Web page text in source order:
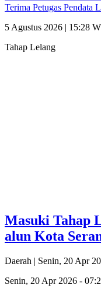
Terima Petugas Pendata
5 Agustus 2026 | 15:28
Tahap Lelang
Masuki Tahap
alun Kota
Daerah | Senin, 20 Apr
Senin, 20 Apr 2026 -